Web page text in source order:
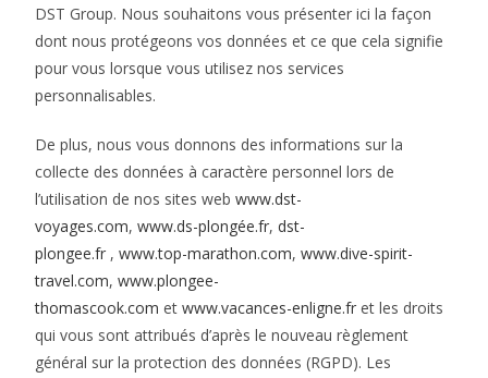
DST Group. Nous souhaitons vous présenter ici la façon
dont nous protégeons vos données et ce que cela signifie
pour vous lorsque vous utilisez nos services
personnalisables.
De plus, nous vous donnons des informations sur la
collecte des données à caractère personnel lors de
l’utilisation de nos sites webwww.dst-
voyages.com,www.ds-plongée.fr,dst-
plongee.fr ,www.top-marathon.com,www.dive-spirit-
travel.com,www.plongee-
thomascook.com etwww.vacances-enligne.fr et les droits
qui vous sont attribués d’après le nouveau règlement
général sur la protection des données (RGPD). Les